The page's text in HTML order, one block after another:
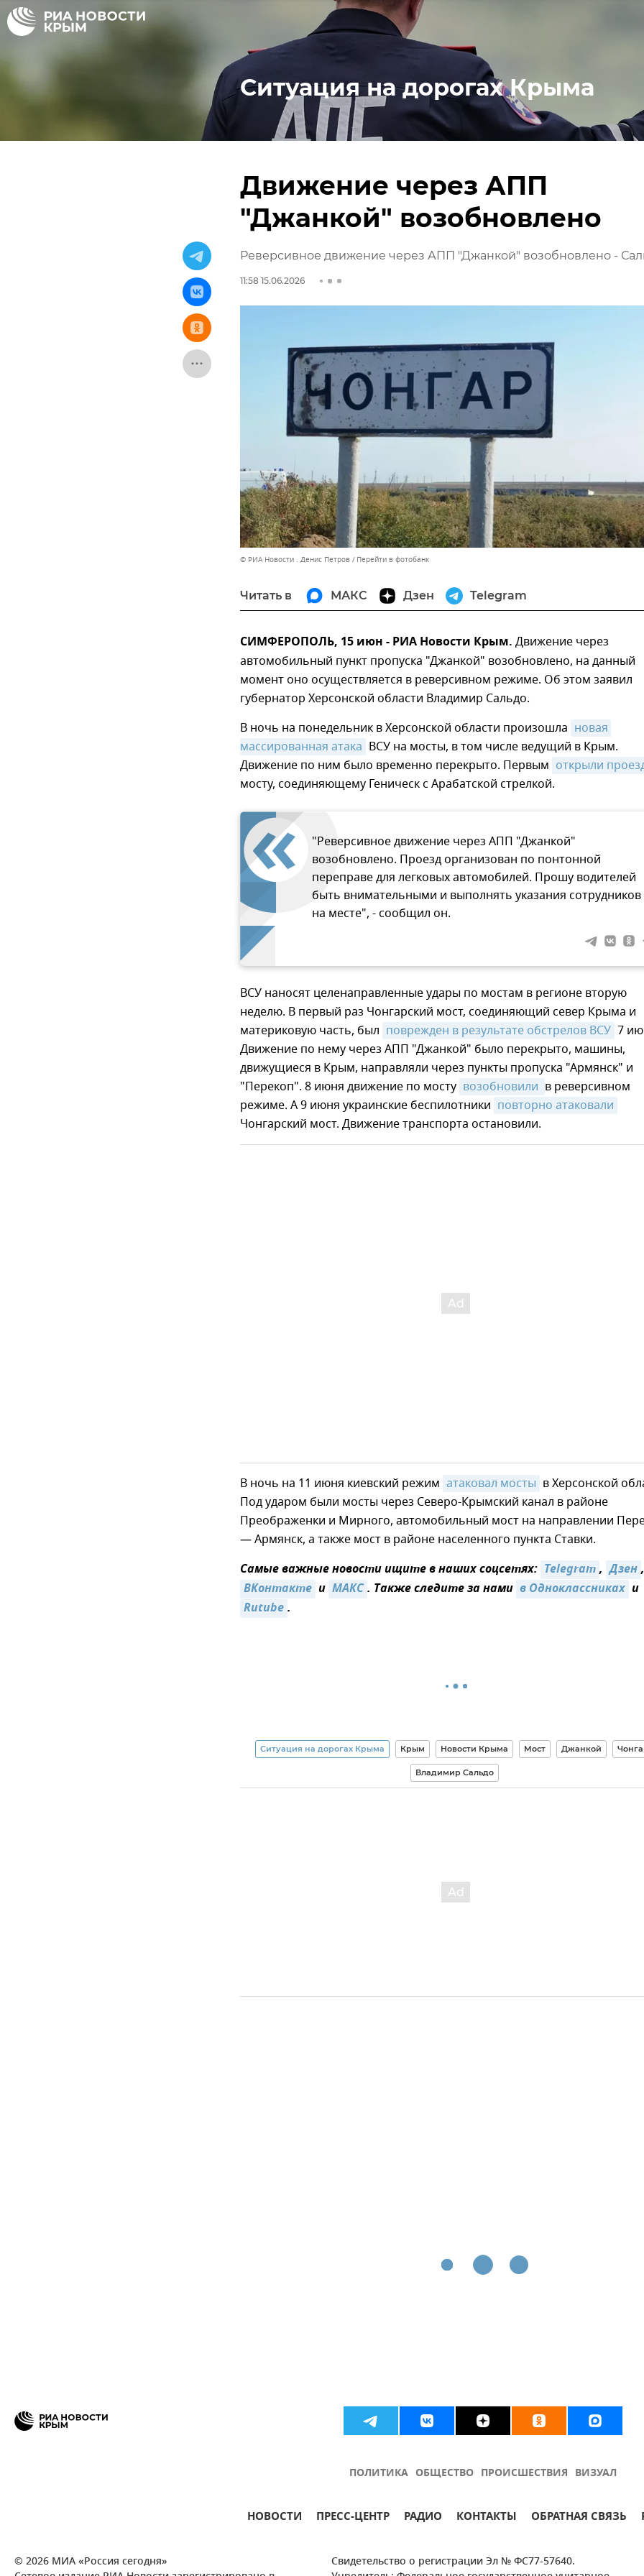
Ситуация на дорогах Крыма
Движение через АПП
"Джанкой" возобновлено
Реверсивное движение через АПП "Джанкой" возобновлено -
11:58 15.06.2026
© РИА Новости . Денис Петров Перейти в фотобанк
Читать в МАКС Дзен Telegram
СИМФЕРОПОЛЬ, 15 июн - РИА Новости Крым. Движение через
автомобильный пункт пропуска "Джанкой" возобновлено, на данный
момент оно осуществляется в реверсивном режиме. Об этом заявил
губернатор Херсонской области Владимир Сальдо.
В ночь на понедельник в Херсонской области произошла новая
массированная атака ВСУ на мосты, в том числе ведущий в Крым.
Движение по ним было временно перекрыто. Первым открыли
мосту, соединяющему Геническ с Арабатской стрелкой.
"Реверсивное движение через АПП "Джанкой"
возобновлено. Проезд организован по понтонной
переправе для легковых автомобилей. Прошу водителей
быть внимательными и выполнять указания сотрудников
на месте", - сообщил он.
ВСУ наносят целенаправленные удары по мостам в регионе вторую
неделю. В первый раз Чонгарский мост, соединяющий север Крыма и
материковую часть, был поврежден в результате обстрелов ВСУ 7
Движение по нему через АПП "Джанкой" было перекрыто, машины,
движущиеся в Крым, направляли через пункты пропуска "Армянск" и
"Перекоп". 8 июня движение по мосту возобновили в реверсивном
режиме. А 9 июня украинские беспилотники повторно атаковали
Чонгарский мост. Движение транспорта остановили.
В ночь на 11 июня киевский режим атаковал мосты в Херсонской
Под ударом были мосты через Северо-Крымский канал в районе
Преображенки и Мирного, автомобильный мост на направлении
— Армянск, а также мост в районе населенного пункта Ставки.
Самые важные новости ищите в наших соцсетях: Telegram, Дзен,
ВКонтакте и МАКС. Также следите за нами в Одноклассниках и
Rutube.
Ситуация на дорогах Крыма Крым Новости Крыма Мост Джанкой
Владимир Сальдо
ПОЛИТИКА ОБЩЕСТВО ПРОИСШЕСТВИЯ ВИЗУАЛ
НОВОСТИ ПРЕСС-ЦЕНТР РАДИО КОНТАКТЫ ОБРАТНАЯ СВЯЗЬ
© 2026 МИА «Россия сегодня»
Свидетельство о регистрации Эл № ФС77-57640.